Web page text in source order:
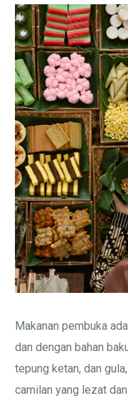
Makanan pembuka
dan dengan bahan
tepung ketan, dan
camilan yang lezat